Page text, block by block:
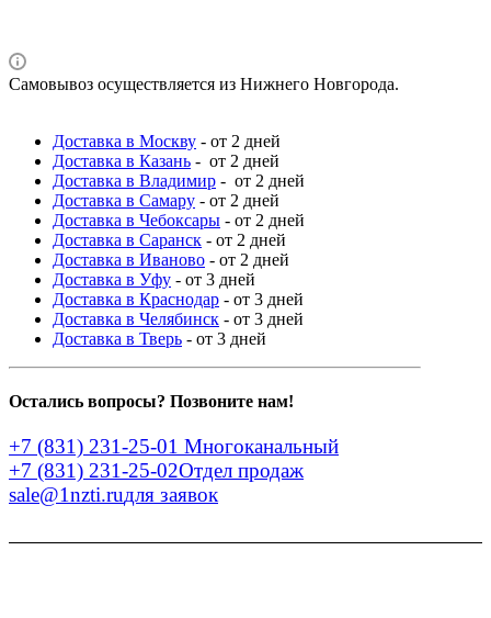
Самовывоз осуществляется из Нижнего Новгорода.
Доставка в Москву - от 2 дней
Доставка в Казань - от 2 дней
Доставка в Владимир - от 2 дней
Доставка в Самару - от 2 дней
Доставка в Чебоксары - от 2 дней
Доставка в Саранск - от 2 дней
Доставка в Иваново - от 2 дней
Доставка в Уфу - от 3 дней
Доставка в Краснодар - от 3 дней
Доставка в Челябинск - от 3 дней
Доставка в Тверь - от 3 дней
Остались вопросы? Позвоните нам!
+7 (831) 231-25-01 Многоканальный
+7 (831) 231-25-02Отдел продаж
sale@1nzti.ruдля заявок